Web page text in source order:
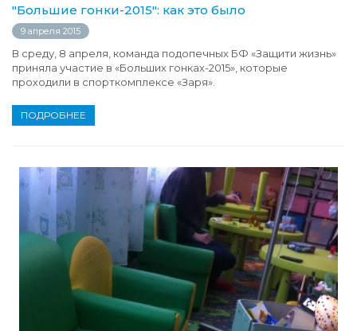
"Большие гонки-2015": как это было
9 апреля 2015
В среду, 8 апреля, команда подопечных БФ «Защити жизнь»
приняла участие в «Больших гонках-2015», которые
проходили в спорткомплексе «Заря».
ПОДРОБНЕЕ